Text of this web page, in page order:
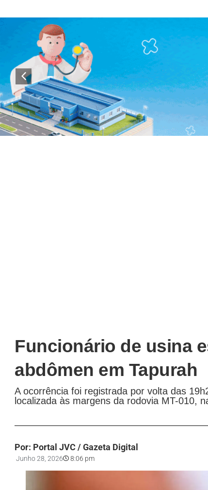
Funcionário de usina
abdômen em Tapurah
A ocorrência foi registrada por volta das
localizada às margens da rodovia MT-010,
Por: Portal JVC / Gazeta Digital
Junho 28, 2026 8:06 pm